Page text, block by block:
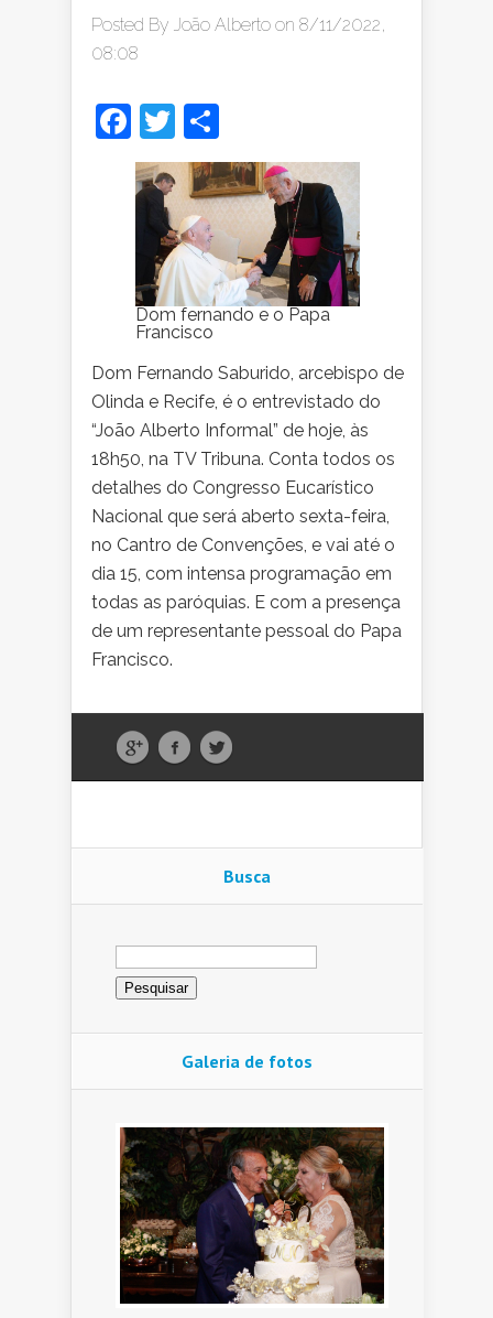
Posted By João Alberto on 8/11/2022,
08:08
Facebook
Twitter
Dom fernando e o Papa
Francisco
Dom Fernando Saburido, arcebispo de
Olinda e Recife, é o entrevistado do
“João Alberto Informal” de hoje, às
18h50, na TV Tribuna. Conta todos os
detalhes do Congresso Eucarístico
Nacional que será aberto sexta-feira,
no Cantro de Convenções, e vai até o
dia 15, com intensa programação em
todas as paróquias. E com a presença
de um representante pessoal do Papa
Francisco.
Busca
Pesquisar
por:
Galeria de fotos